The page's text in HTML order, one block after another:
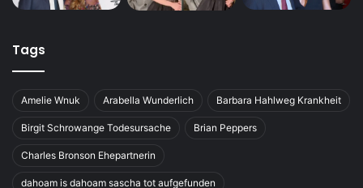
Tags
Amelie Wnuk Arabella Wunderlich Barbara Hahlweg Krankheit
Birgit Schrowange Todesursache Brian Peppers
Charles Bronson Ehepartnerin
dahoam is dahoam sascha tot aufgefunden